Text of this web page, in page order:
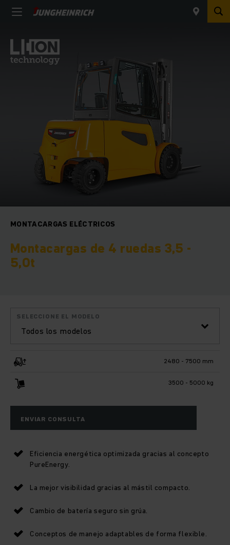
MONTACARGAS ELÉCTRICOS
Montacargas de 4 ruedas 3,5 -
5,0t
Todos los modelos
SELECCIONE EL MODELO
2480 - 7500 mm
3500 - 5000 kg
ENVIAR CONSULTA
Eficiencia energética optimizada gracias al concepto
PureEnergy.
La mejor visibilidad gracias al mástil compacto.
Cambio de batería seguro sin grúa.
Conceptos de manejo adaptables de forma flexible.